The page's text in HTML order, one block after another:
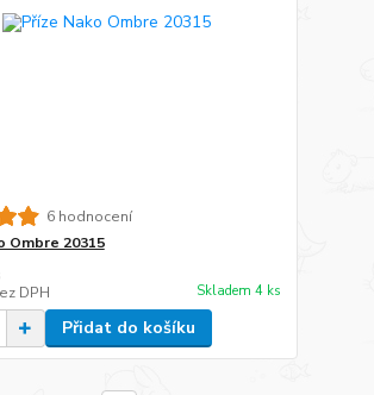
6 hodnocení
Ombre 20315
DPH Skladem 4 ks
Přidat do košíku